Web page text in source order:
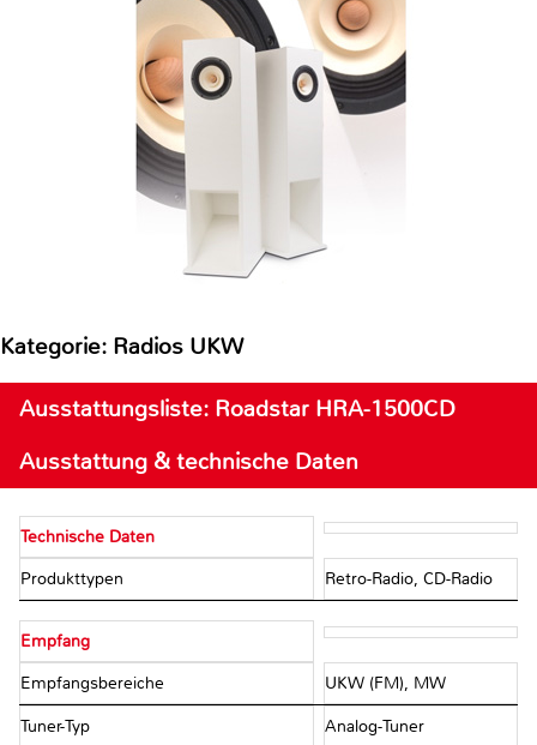
Kategorie: Radios UKW
Ausstattungsliste: Roadstar HRA-1500CD
Ausstattung & technische Daten
Technische Daten
Produkttypen Retro-Radio, CD-Radio
Empfang
Empfangsbereiche UKW (FM), MW
Tuner-Typ Analog-Tuner